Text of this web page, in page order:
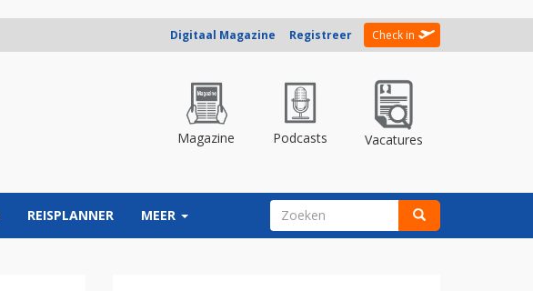
Digitaal Magazine Registreer Check in
Magazine Podcasts Vacatures
REISPLANNER MEER ZOEKVELD